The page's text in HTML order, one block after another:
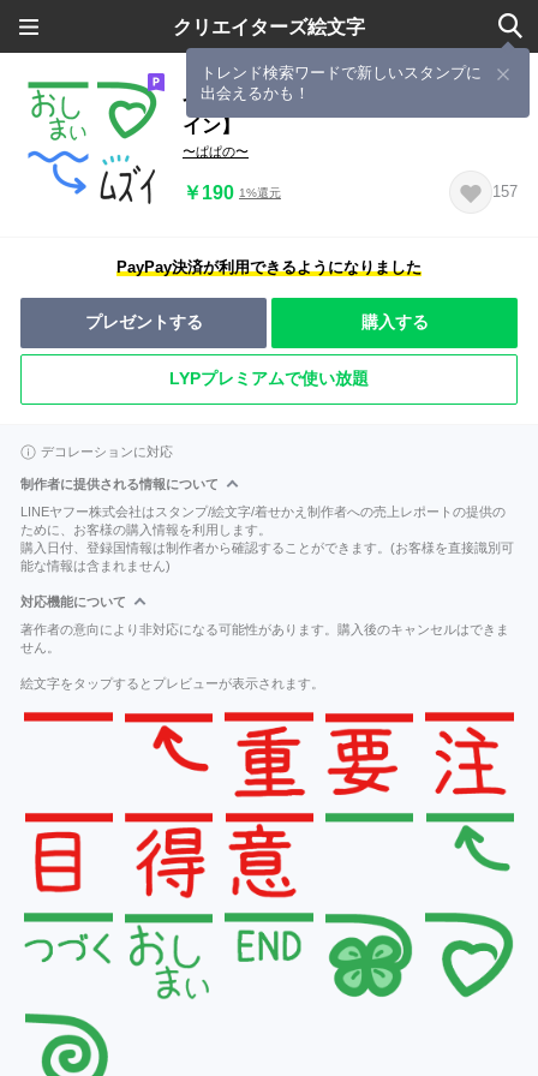
クリエイターズ絵文字
トレンド検索ワードで新しいスタンプに
出会えるかも！
つなげて作る区切り線②【アンダーラ
イン】
〜ぱぱの〜
￥190 1%還元 157
PayPay決済が利用できるようになりました
プレゼントする 購入する
LYPプレミアムで使い放題
デコレーションに対応
制作者に提供される情報について
LINEヤフー株式会社はスタンプ/絵文字/着せかえ制作者への売上レポートの提供の
ために、お客様の購入情報を利用します。
購入日付、登録国情報は制作者から確認することができます。(お客様を直接識別可
能な情報は含まれません)
対応機能について
著作者の意向により非対応になる可能性があります。購入後のキャンセルはできま
せん。
絵文字をタップするとプレビューが表示されます。